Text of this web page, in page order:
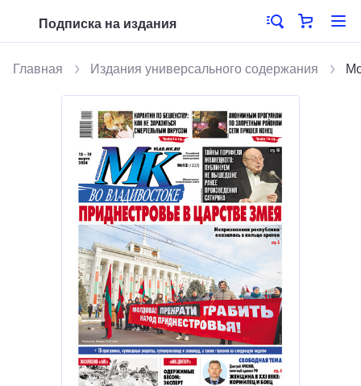
Подписка на издания
Главная Издания универсального содержания